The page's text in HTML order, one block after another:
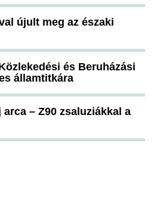
újult meg az északi
és Beruházási
államtitkára
– Z90 zsaluziákkal a